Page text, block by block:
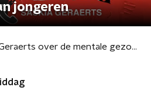
jongeren
Saskia Geraerts over de mentale gezondheid van jongeren